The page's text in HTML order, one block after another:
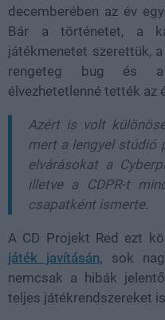
decemberében az év
Bár a történetet, a
játékmenetet szerettük,
rengeteg bug és a
élvezhetetlenné tették az
Azért is volt
mert a lengyel stúdió
elvárásokat a
illetve a CDPR-t
csapatként ismerte.
A CD Projekt Red ezt
játék javításán, sok
nemcsak a hibák
teljes játékrendszereket